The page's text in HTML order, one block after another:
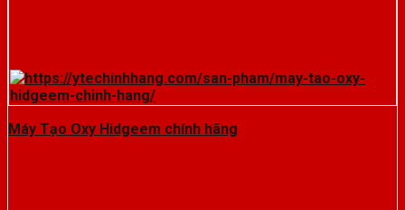
Máy Tạo Oxy Hidgeem chính hãng